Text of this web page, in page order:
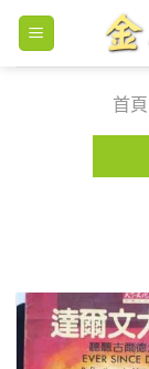
Skip
content
首頁